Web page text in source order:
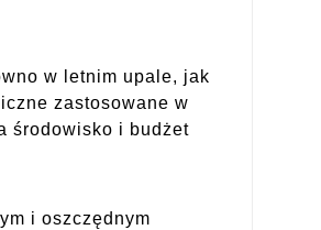
w letnim upale, jak
zastosowane w
środowisko i budżet
i oszczędnym